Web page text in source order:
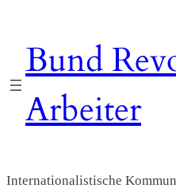
springen
Bund
Arbeiter
Internationalistische